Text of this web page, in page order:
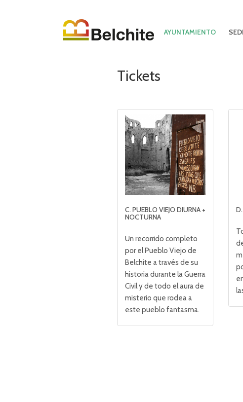
AYUNTAMIENTO
Tickets
C. PUEBLO VIEJO DIURNA +
NOCTURNA
Un recorrido completo
por el Pueblo Viejo de
Belchite a través de su
historia durante la Guerra
Civil y de todo el aura de
misterio que rodea a
este pueblo fantasma.